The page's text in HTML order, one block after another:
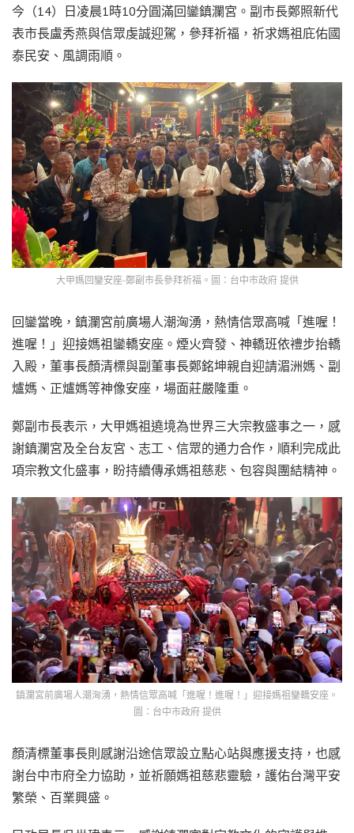
今（14）日凌晨1時10分圓滿回鑾鎮瀾宮。副市長鄭照新代
表市長盧秀燕與信眾虔誠迎駕，參拜祈福，祈求媽祖庇佑國
泰民安、風調雨順。
大甲媽回鑾安座-鄭副市長參拜祈福。圖：台中市政府 提供
回鑾當晚，鎮瀾宮前廣場人潮洶湧，熱情信眾高喊「進喔！
進喔！」迎接媽祖鑾轎安座。煙火齊發、神轎班依禮步抬轎
入殿，董事長顏清標與副董事長鄭銘坤親自迎請湄洲媽、副
爐媽、正爐媽等神像安座，場面莊嚴隆重。
鄭副市長表示，大甲媽祖遶境為世界三大宗教盛事之一，感
謝鎮瀾宮及全台友宮、志工、信眾的通力合作，順利完成此
項宗教文化盛事，盼持續傳承媽祖慈悲、包容與團結精神。
鎮瀾宮前廣場人潮洶湧，熱情信眾高喊「進喔！進喔！」迎接媽祖鑾轎安座。
圖：台中市政府 提供
顏清標董事長則感謝沿途信眾設立點心站與應援支持，也感
謝台中市府全力協助，並祈願媽祖慈悲靈驗，護佑台灣平安
繁榮、百業興盛。